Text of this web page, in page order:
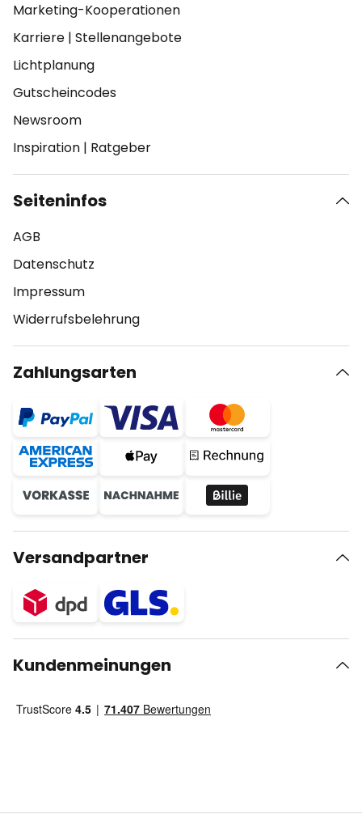
Marketing-Kooperationen
Karriere | Stellenangebote
Lichtplanung
Gutscheincodes
Newsroom
Inspiration | Ratgeber
Seiteninfos
AGB
Datenschutz
Impressum
Widerrufsbelehrung
Zahlungsarten
Versandpartner
Kundenmeinungen